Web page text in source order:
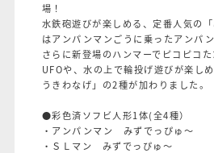
場！
水鉄砲遊びが楽しめる、定番人気の
はアンパンマンごうに乗ったアンパ
さらに新登場のハンマーでピコピコ
UFOや、水の上で輪投げ遊びが楽し
うきわなげ」の2種が加わりました。
●彩色済ソフビ人形1体(全4種）
・アンパンマン みずでっぴゅ～
・ＳＬマン みずでっぴゅ～